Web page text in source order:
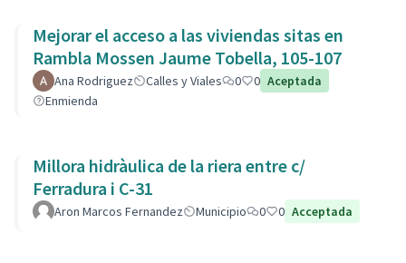
Mejorar el acceso a las viviendas sitas en
Rambla Mossen Jaume Tobella, 105-107
Ana Rodriguez Calles y Viales 0 0 Aceptada
Enmienda
Millora hidràulica de la riera entre c/
Ferradura i C-31
Aron Marcos Fernandez Municipio 0 0 Acceptada